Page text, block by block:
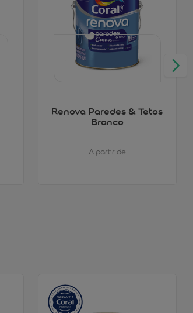
Renova Paredes & Tetos
Branco
A partir de